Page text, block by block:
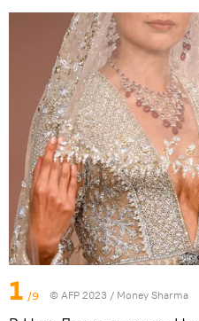
1 /9 © AFP 2023 / Money Sharma